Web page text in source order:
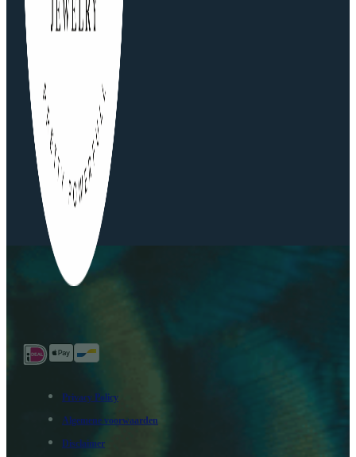
Privacy Policy
Algemene voorwaarden
Disclaimer